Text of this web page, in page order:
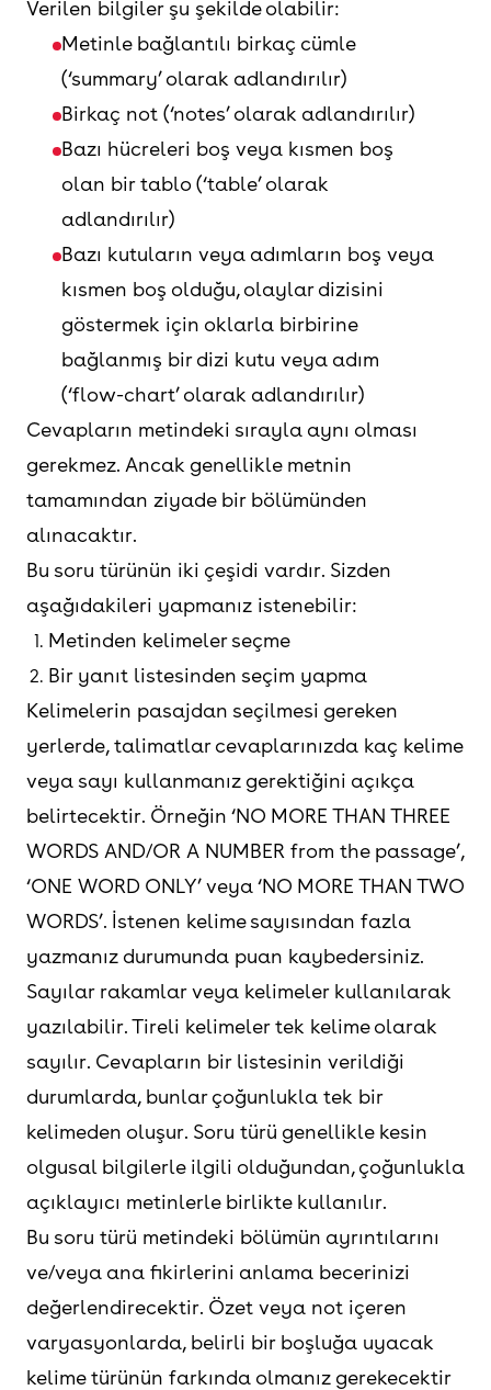
Verilen bilgiler şu şekilde olabilir:
Metinle bağlantılı birkaç cümle
(‘summary’ olarak adlandırılır)
Birkaç not (‘notes’ olarak adlandırılır)
Bazı hücreleri boş veya kısmen boş
olan bir tablo (‘table’ olarak
adlandırılır)
Bazı kutuların veya adımların boş veya
kısmen boş olduğu, olaylar dizisini
göstermek için oklarla birbirine
bağlanmış bir dizi kutu veya adım
(‘flow-chart’ olarak adlandırılır)
Cevapların metindeki sırayla aynı olması
gerekmez. Ancak genellikle metnin
tamamından ziyade bir bölümünden
alınacaktır.
Bu soru türünün iki çeşidi vardır. Sizden
aşağıdakileri yapmanız istenebilir:
Metinden kelimeler seçme
Bir yanıt listesinden seçim yapma
Kelimelerin pasajdan seçilmesi gereken
yerlerde, talimatlar cevaplarınızda kaç kelime
veya sayı kullanmanız gerektiğini açıkça
belirtecektir. Örneğin ‘NO MORE THAN THREE
WORDS AND/OR A NUMBER from the passage’,
‘ONE WORD ONLY’ veya ‘NO MORE THAN TWO
WORDS’. İstenen kelime sayısından fazla
yazmanız durumunda puan kaybedersiniz.
Sayılar rakamlar veya kelimeler kullanılarak
yazılabilir. Tireli kelimeler tek kelime olarak
sayılır. Cevapların bir listesinin verildiği
durumlarda, bunlar çoğunlukla tek bir
kelimeden oluşur. Soru türü genellikle kesin
olgusal bilgilerle ilgili olduğundan, çoğunlukla
açıklayıcı metinlerle birlikte kullanılır.
Bu soru türü metindeki bölümün ayrıntılarını
ve/veya ana fikirlerini anlama becerinizi
değerlendirecektir. Özet veya not içeren
varyasyonlarda, belirli bir boşluğa uyacak
kelime türünün farkında olmanız gerekecektir